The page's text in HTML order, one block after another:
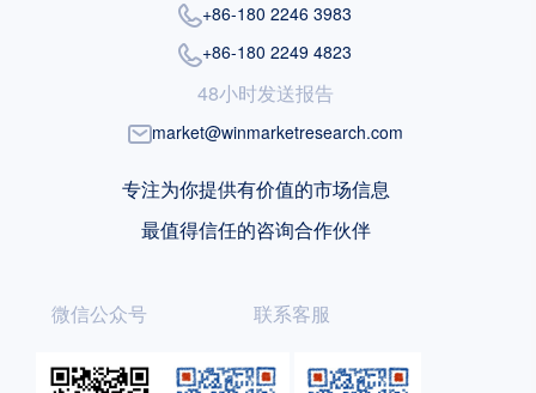
+86-180 2246 3983
+86-180 2249 4823
48小时发送报告
market@winmarketresearch.com
专注为你提供有价值的市场信息
最值得信任的咨询合作伙伴
微信公众号 联系客服